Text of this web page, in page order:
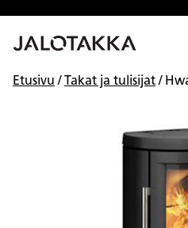
Etusivu /Takat ja tulisijat/